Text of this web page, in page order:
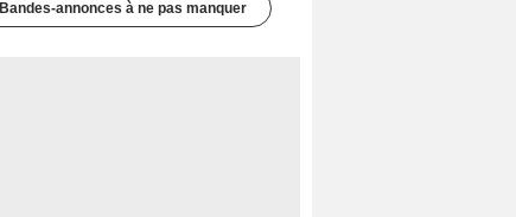
Bandes-annonces à ne pas manquer